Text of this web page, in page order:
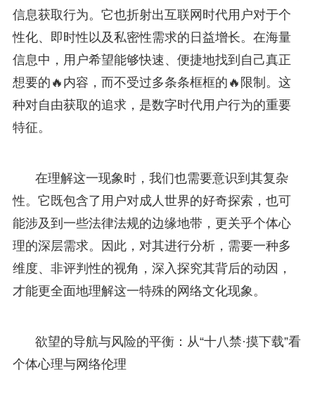
信息获取行为。它也折射出互联网时代用户对于个
性化、即时性以及私密性需求的日益增长。在海量
信息中，用户希望能够快速、便捷地找到自己真正
想要的🔥内容，而不受过多条条框框的🔥限制。这
种对自由获取的追求，是数字时代用户行为的重要
特征。
在理解这一现象时，我们也需要意识到其复杂
性。它既包含了用户对成人世界的好奇探索，也可
能涉及到一些法律法规的边缘地带，更关乎个体心
理的深层需求。因此，对其进行分析，需要一种多
维度、非评判性的视角，深入探究其背后的动因，
才能更全面地理解这一特殊的网络文化现象。
欲望的导航与风险的平衡：从“十八禁·摸下载”看
个体心理与网络伦理